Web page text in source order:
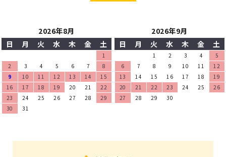
2026年8月
日
月 火 水 木 金 土
1
2
3 4 5 6 7
8
9
10 11 12 13 14
15
16
17 18 19 20 21
22
23
24 25 26 27 28
29
30
31
2026年9月
日
月 火 水 木 金 土
1 2 3 4
5
6
7 8 9 10 11
12
13
14 15 16 17 18
19
20
21 22 23 24 25
26
27
28 29 30